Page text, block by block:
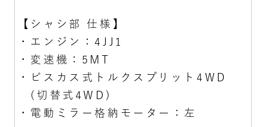
【シャシ部 仕様】
・エンジン：4JJ1
・変速機：5MT
・ビスカス式トルクスプリット4WD
(切替式4WD)
・電動ミラー格納モーター：左